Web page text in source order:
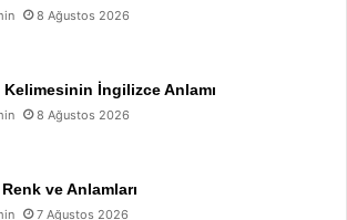
8 Ağustos 2026
Kelimesinin İngilizce Anlamı
8 Ağustos 2026
ve Anlamları
7 Ağustos 2026